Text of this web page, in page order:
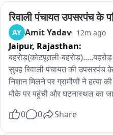
यह CAG की दूसरी सबसे बड़ी
उसके बाद बार बार टैक्स चोरी हो
मगर उसके ऊपर भी सरकार कभी
रिवाली पंचायत उपसरपंच के
AY Amit Yadav 12m ago
Jaipur, Rajasthan:
बहरोड़(कोटपूतली-बहरोड़).....बहरोड़
सुबह रिवाली पंचायत की उपसरपंच
निशान मिलने पर ग्रामीणों ने
मौके पर पहुंची और घटनास्थल का
आरओ वाटर सप्लाई का काम करते
0 0 Share